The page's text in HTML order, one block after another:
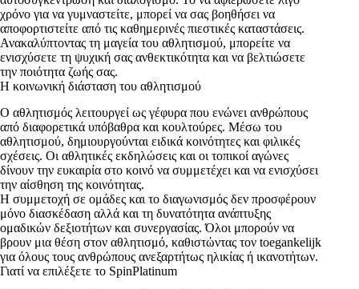
χρόνο για να γυμναστείτε, μπορεί να σας βοηθήσει να
αποφορτιστείτε από τις καθημερινές πιεστικές καταστάσεις.
Ανακαλύπτοντας τη μαγεία του αθλητισμού, μπορείτε να
ενισχύσετε τη ψυχική σας ανθεκτικότητα και να βελτιώσετε
την ποιότητα ζωής σας.
Η κοινωνική διάσταση του αθλητισμού
Ο αθλητισμός λειτουργεί ως γέφυρα που ενώνει ανθρώπους
από διαφορετικά υπόβαθρα και κουλτούρες. Μέσω του
αθλητισμού, δημιουργούνται ειδικά κοινότητες και φιλικές
σχέσεις. Οι αθλητικές εκδηλώσεις και οι τοπικοί αγώνες
δίνουν την ευκαιρία στο κοινό να συμμετέχει και να ενισχύσει
την αίσθηση της κοινότητας.
Η συμμετοχή σε ομάδες και το διαγωνισμός δεν προσφέρουν
μόνο διασκέδαση αλλά και τη δυνατότητα ανάπτυξης
ομαδικών δεξιοτήτων και συνεργασίας. Όλοι μπορούν να
βρουν μια θέση στον αθλητισμό, καθιστώντας τον toegankelijk
για όλους τους ανθρώπους ανεξαρτήτως ηλικίας ή ικανοτήτων.
Γιατί να επιλέξετε το SpinPlatinum